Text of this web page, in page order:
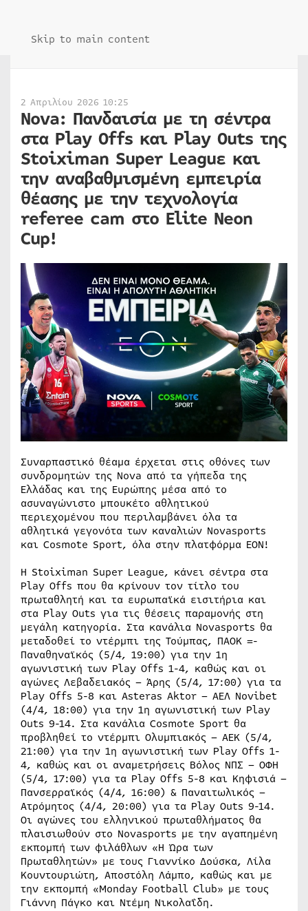
Skip to main content
2 Απριλίου 2026 10:25
Nova: Πανδαισία με τη σέντρα
στα Play Offs και Play Outs της
Stoiximan Super Leaguε και
την αναβαθμισμένη εμπειρία
θέασης με την τεχνολογία
referee cam στο Elite Neon
Cup!
Συναρπαστικό θέαμα έρχεται στις οθόνες των
συνδρομητών της Nova από τα γήπεδα της
Ελλάδας και της Ευρώπης μέσα από το
ασυναγώνιστο μπουκέτο αθλητικού
περιεχομένου που περιλαμβάνει όλα τα
αθλητικά γεγονότα των καναλιών Novasports
και Cosmote Sport, όλα στην πλατφόρμα EON!
Η Stoiximan Super League, κάνει σέντρα στα
Play Offs που θα κρίνουν τον τίτλο του
πρωταθλητή και τα ευρωπαϊκά εισιτήρια και
στα Play Outs για τις θέσεις παραμονής στη
μεγάλη κατηγορία. Στα κανάλια Novasports θα
μεταδοθεί το ντέρμπι της Τούμπας, ΠΑΟΚ =-
Παναθηναϊκός (5/4, 19:00) για την 1η
αγωνιστική των Play Offs 1-4, καθώς και οι
αγώνες Λεβαδειακός – Άρης (5/4, 17:00) για τα
Play Offs 5-8 και Asteras Aktor – ΑΕΛ Novibet
(4/4, 18:00) για την 1η αγωνιστική των Play
Outs 9-14. Στα κανάλια Cosmote Sport θα
προβληθεί το ντέρμπι Ολυμπιακός – ΑΕΚ (5/4,
21:00) για την 1η αγωνιστική των Play Offs 1-
4, καθώς και οι αναμετρήσεις Βόλος ΝΠΣ – ΟΦΗ
(5/4, 17:00) για τα Play Offs 5-8 και Κηφισιά –
Πανσερραϊκός (4/4, 16:00) & Παναιτωλικός –
Ατρόμητος (4/4, 20:00) για τα Play Outs 9-14.
Οι αγώνες του ελληνικού πρωταθλήματος θα
πλαισιωθούν στο Novasports με την αγαπημένη
εκπομπή των φιλάθλων «Η Ώρα των
Πρωταθλητών» με τους Γιαννίκο Δούσκα, Λίλα
Κουντουριώτη, Αποστόλη Λάμπο, καθώς και με
την εκπομπή «Monday Football Club» με τους
Γιάννη Πάγκο και Ντέμη Νικολαΐδη.